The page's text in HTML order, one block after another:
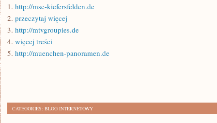
1. http://msc-kiefersfelden.de
2. przeczytaj więcej
3. http://mtvgroupies.de
4. więcej treści
5. http://muenchen-panoramen.de
CATEGORIES: BLOG INTERNETOWY